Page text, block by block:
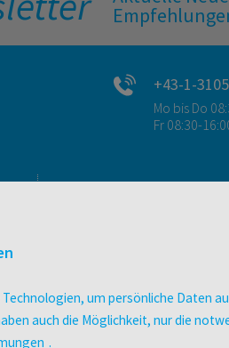
+43-1-
Mo bis Do
Fr 08:30-
So finden Sie uns
um persönliche Daten
auch die Möglichkeit, nur die
.